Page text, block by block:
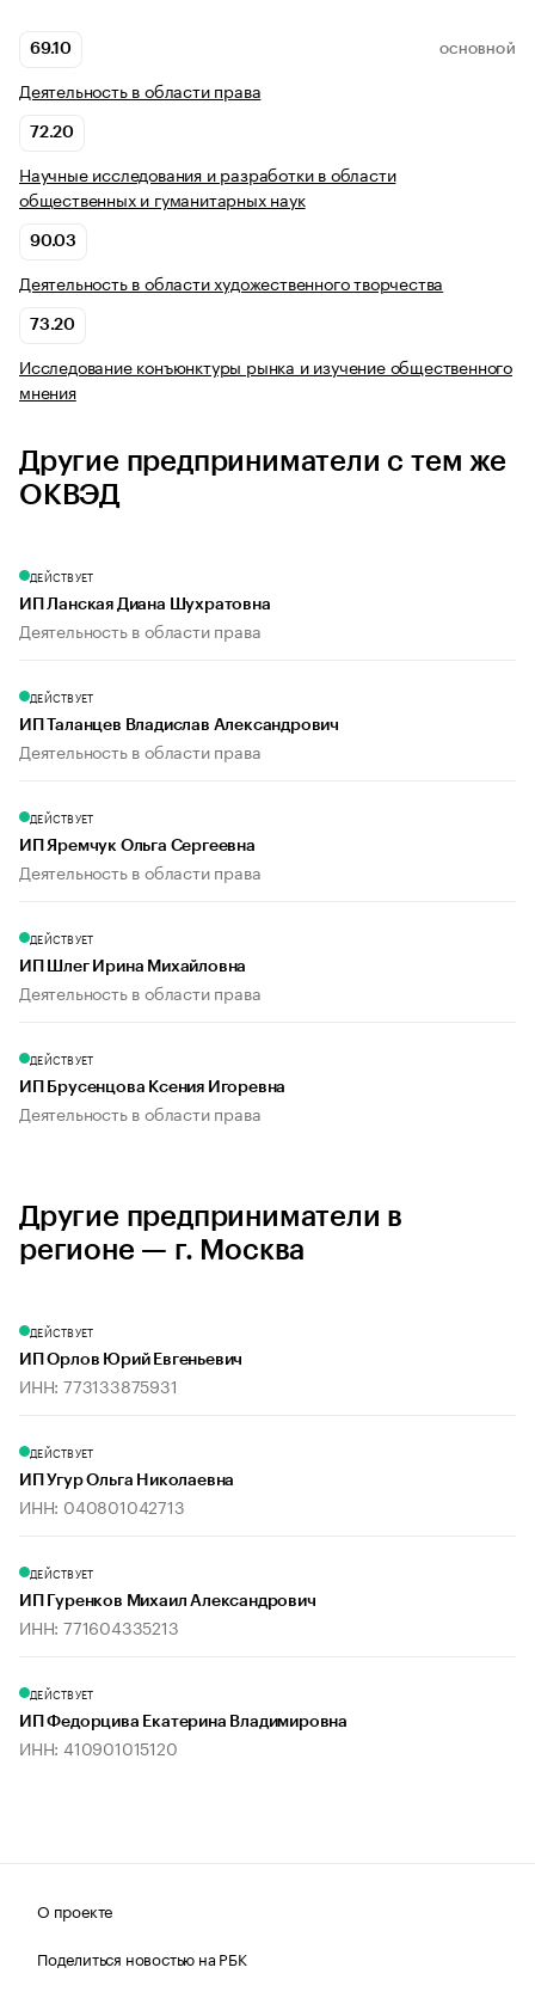
69.10 ОСНОВНОЙ
Деятельность в области права
72.20
Научные исследования и разработки в области
общественных и гуманитарных наук
90.03
Деятельность в области художественного творчества
73.20
Исследование конъюнктуры рынка и изучение общественного
мнения
Другие предприниматели с тем же
ОКВЭД
ДЕЙСТВУЕТ
ИП Ланская Диана Шухратовна
Деятельность в области права
ДЕЙСТВУЕТ
ИП Таланцев Владислав Александрович
Деятельность в области права
ДЕЙСТВУЕТ
ИП Яремчук Ольга Сергеевна
Деятельность в области права
ДЕЙСТВУЕТ
ИП Шлег Ирина Михайловна
Деятельность в области права
ДЕЙСТВУЕТ
ИП Брусенцова Ксения Игоревна
Деятельность в области права
Другие предприниматели в
регионе — г. Москва
ДЕЙСТВУЕТ
ИП Орлов Юрий Евгеньевич
ИНН: 773133875931
ДЕЙСТВУЕТ
ИП Угур Ольга Николаевна
ИНН: 040801042713
ДЕЙСТВУЕТ
ИП Гуренков Михаил Александрович
ИНН: 771604335213
ДЕЙСТВУЕТ
ИП Федорцива Екатерина Владимировна
ИНН: 410901015120
О проекте
Поделиться новостью на РБК